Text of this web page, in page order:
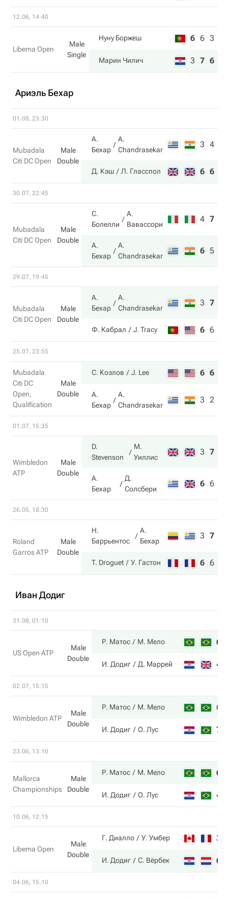
12.06, 14:40
Libema Open
Male
Single
Нуну Боржеш 6 6 3
Марин Чилич 3 7 6
Ариэль Бехар
01.08, 23:30
Mubadala
Citi DC Open
Male
Double
А.
Бехар
A.
Chandrasekar
3 4
Д. Кэш Л. Гласспол 6 6
30.07, 22:45
Mubadala
Citi DC Open
Male
Double
С.
Болелли
А.
Вавассори
4 7
А.
Бехар
A.
Chandrasekar
6 5
29.07, 19:45
Mubadala
Citi DC Open
Male
Double
А.
Бехар
A.
Chandrasekar
3 7
Ф. Кабрал J. Tracy 6 6
25.07, 23:55
Mubadala
Citi DC
Open,
Qualification
Male
Double
С. Козлов J. Lee 6 6
А.
Бехар
A.
Chandrasekar
3 2
01.07, 15:35
Wimbledon
ATP
Male
Double
D.
Stevenson
М.
Уиллис
3 7
А.
Бехар
Д.
Солсбери
6 6
26.05, 18:30
Roland
Garros ATP
Male
Double
Н.
Баррьентос
А.
Бехар
3 7
T. Droguet У. Гастон 6 6
Иван Додиг
31.08, 01:10
US Open ATP
Male
Double
Р. Матос М. Мело 6
И. Додиг Д. Маррей 4
02.07, 15:15
Wimbledon ATP
Male
Double
Р. Матос М. Мело 6
И. Додиг О. Лус 7
23.06, 13:10
Mallorca
Championships
Male
Double
Р. Матос М. Мело 6
И. Додиг О. Лус 4
10.06, 12:15
Libema Open
Male
Double
Г. Диалло У. Умбер 3
И. Додиг С. Вёрбек 6
04.06, 15:10